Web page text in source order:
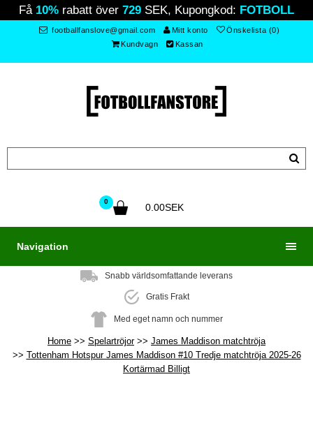
Få 10% rabatt över 729 SEK, Kupongkod: FOTBOLL
footballfanslove@gmail.com Mitt konto
Önskelista (0)
Kundvagn
Kassan
0
0.00SEK
Navigation
Snabb världsomfattande leverans
Gratis Frakt
Med eget namn och nummer
Home Spelartröjor
James Maddison matchtröja
Tottenham Hotspur James Maddison #10 Tredje matchtröja 2025-26
Kortärmad Billigt